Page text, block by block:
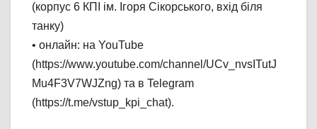
(корпус 6 КПІ ім. Ігоря Сікорського, вхід біля
танку)
• онлайн: на YouTube
(https://www.youtube.com/channel/UCv_nvsITutJ
Mu4F3V7WJZng) та в Telegram
(https://t.me/vstup_kpi_chat).